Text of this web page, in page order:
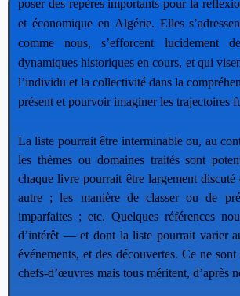
poser des repères importants pour la
et économique en Algérie. Elles
comme nous, s’efforcent lucidement
dynamiques historiques en cours, et qui
l’individu et la collectivité dans la
présent et pourvoir imaginer les trajectoires
La liste pourrait être interminable ou, au
les thèmes ou domaines traités sont
chaque livre pourrait être largement discuté
autre ; les manière de classer ou de
imparfaites ; etc. Quelques références
d’intérêt — et dont la liste pourrait varier
événements, et des découvertes. Ce ne sont
chefs-d’œuvres mais tous méritent, d’après